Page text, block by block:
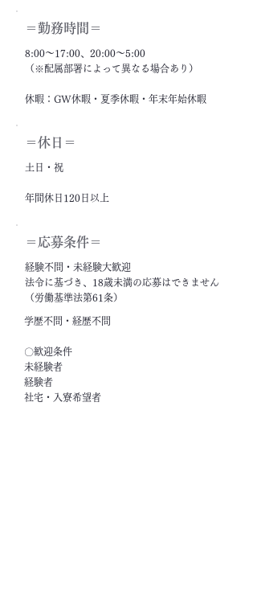
＝勤務時間＝
8:00～17:00、20:00～5:00
（※配属部署によって異なる場合あり）
休暇：GW休暇・夏季休暇・年末年始休暇
＝休日＝
土日・祝
年間休日120日以上
＝応募条件＝
経験不問・未経験大歓迎
法令に基づき、18歳未満の応募はできません
（労働基準法第61条）
学歴不問・経歴不問
〇歓迎条件
未経験者
経験者
社宅・入寮希望者